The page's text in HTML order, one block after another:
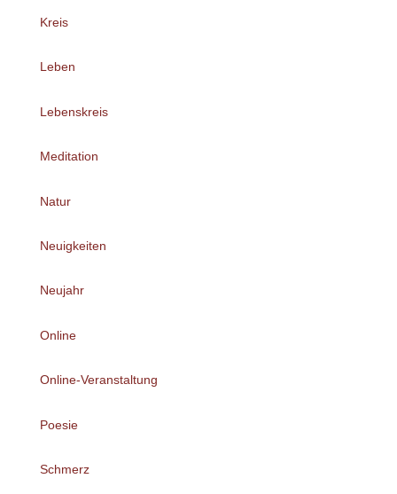
Kreis
Leben
Lebenskreis
Meditation
Natur
Neuigkeiten
Neujahr
Online
Online-Veranstaltung
Poesie
Schmerz